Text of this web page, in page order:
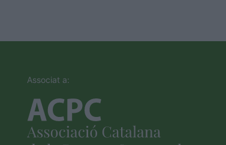
Associat a: